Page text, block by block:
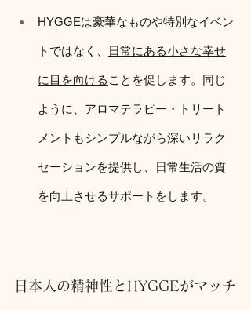
HYGGEは豪華なものや特別なイベン
トではなく、 日常にある小さな幸せ
に目を向ける ことを促します。同じ
ように、アロマテラピー・トリート
メントもシンプルながら深いリラク
セーションを提供し、日常生活の質
を向上させるサポートをします。
日本人の精神性とHYGGEがマッチ